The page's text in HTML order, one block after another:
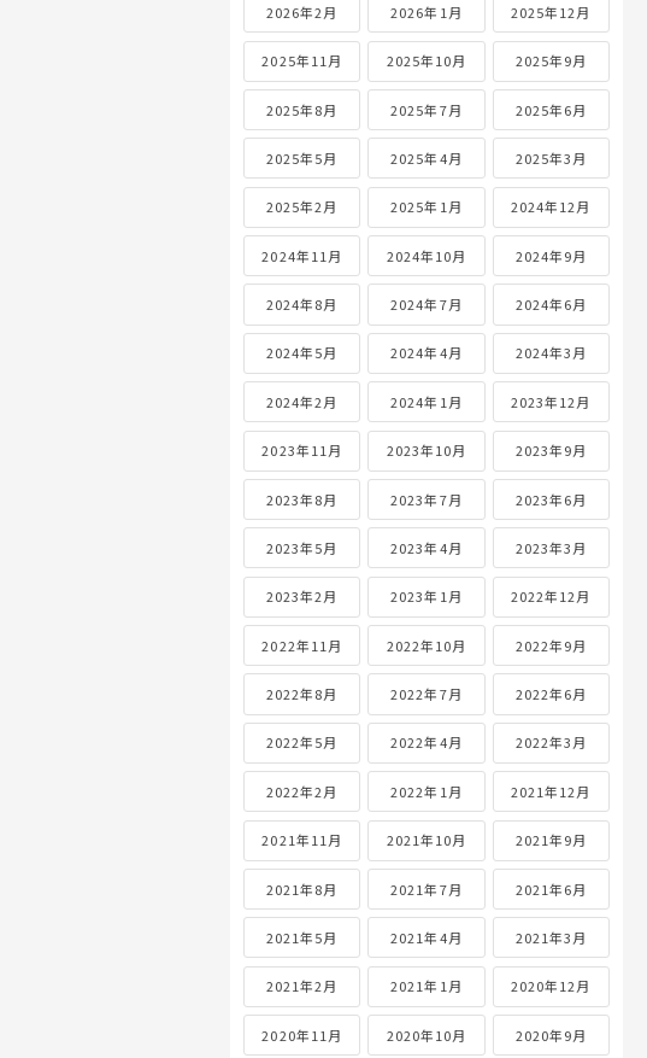
2026年2月 2026年1月 2025年12月
2025年11月 2025年10月 2025年9月
2025年8月 2025年7月 2025年6月
2025年5月 2025年4月 2025年3月
2025年2月 2025年1月 2024年12月
2024年11月 2024年10月 2024年9月
2024年8月 2024年7月 2024年6月
2024年5月 2024年4月 2024年3月
2024年2月 2024年1月 2023年12月
2023年11月 2023年10月 2023年9月
2023年8月 2023年7月 2023年6月
2023年5月 2023年4月 2023年3月
2023年2月 2023年1月 2022年12月
2022年11月 2022年10月 2022年9月
2022年8月 2022年7月 2022年6月
2022年5月 2022年4月 2022年3月
2022年2月 2022年1月 2021年12月
2021年11月 2021年10月 2021年9月
2021年8月 2021年7月 2021年6月
2021年5月 2021年4月 2021年3月
2021年2月 2021年1月 2020年12月
2020年11月 2020年10月 2020年9月